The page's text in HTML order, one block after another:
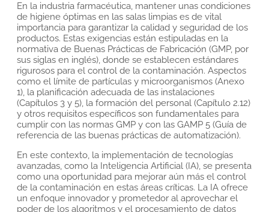
En la industria farmacéutica, mantener unas condiciones
de higiene óptimas en las salas limpias es de vital
importancia para garantizar la calidad y seguridad de los
productos. Estas exigencias están estipuladas en la
normativa de Buenas Prácticas de Fabricación (GMP, por
sus siglas en inglés), donde se establecen estándares
rigurosos para el control de la contaminación. Aspectos
como el límite de partículas y microorganismos (Anexo
1), la planificación adecuada de las instalaciones
(Capítulos 3 y 5), la formación del personal (Capítulo 2.12)
y otros requisitos específicos son fundamentales para
cumplir con las normas GMP y con las GAMP 5 (Guía de
referencia de las buenas prácticas de automatización).
En este contexto, la implementación de tecnologías
avanzadas, como la Inteligencia Artificial (IA), se presenta
como una oportunidad para mejorar aún más el control
de la contaminación en estas áreas críticas. La IA ofrece
un enfoque innovador y prometedor al aprovechar el
poder de los algoritmos y el procesamiento de datos